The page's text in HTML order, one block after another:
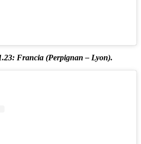
Francia (Perpignan – Lyon).